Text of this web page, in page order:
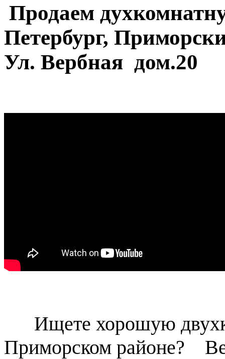
Продаем
Петербург,
Ул. Вербная дом.20
Ищете хорошую
Приморском районе?